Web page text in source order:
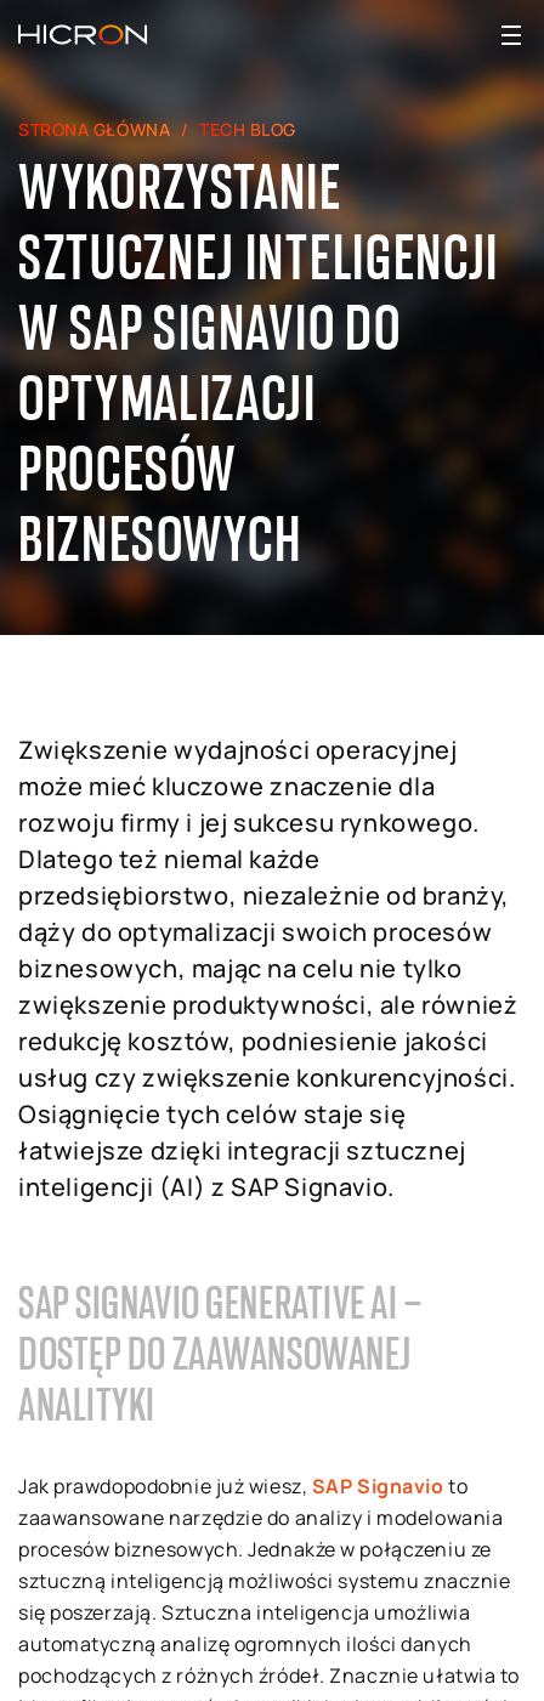
STRONA GŁÓWNA TECH BLOG
WYKORZYSTANIE
SZTUCZNEJ INTELIGENCJI
W SAP SIGNAVIO DO
OPTYMALIZACJI
PROCESÓW
BIZNESOWYCH
Zwiększenie wydajności operacyjnej
może mieć kluczowe znaczenie dla
rozwoju firmy i jej sukcesu rynkowego.
Dlatego też niemal każde
przedsiębiorstwo, niezależnie od branży,
dąży do optymalizacji swoich procesów
biznesowych, mając na celu nie tylko
zwiększenie produktywności, ale również
redukcję kosztów, podniesienie jakości
usług czy zwiększenie konkurencyjności.
Osiągnięcie tych celów staje się
łatwiejsze dzięki integracji sztucznej
inteligencji (AI) z SAP Signavio.
SAP SIGNAVIO GENERATIVE AI –
DOSTĘP DO ZAAWANSOWANEJ
ANALITYKI
Jak prawdopodobnie już wiesz, SAP Signavioto
zaawansowane narzędzie do analizy i modelowania
procesów biznesowych. Jednakże w połączeniu ze
sztuczną inteligencją możliwości systemu znacznie
się poszerzają. Sztuczna inteligencja umożliwia
automatyczną analizę ogromnych ilości danych
pochodzących z różnych źródeł. Znacznie ułatwia to